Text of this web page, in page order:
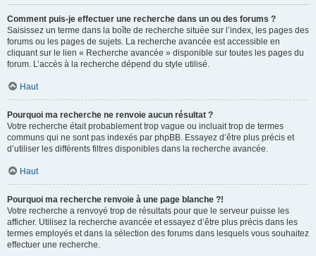
Comment puis-je effectuer une recherche dans un ou des forums ?
Saisissez un terme dans la boîte de recherche située sur l’index, les pages des
forums ou les pages de sujets. La recherche avancée est accessible en
cliquant sur le lien « Recherche avancée » disponible sur toutes les pages du
forum. L’accès à la recherche dépend du style utilisé.
Haut
Pourquoi ma recherche ne renvoie aucun résultat ?
Votre recherche était probablement trop vague ou incluait trop de termes
communs qui ne sont pas indexés par phpBB. Essayez d’être plus précis et
d’utiliser les différents filtres disponibles dans la recherche avancée.
Haut
Pourquoi ma recherche renvoie à une page blanche ?!
Votre recherche a renvoyé trop de résultats pour que le serveur puisse les
afficher. Utilisez la recherche avancée et essayez d’être plus précis dans les
termes employés et dans la sélection des forums dans lesquels vous souhaitez
effectuer une recherche.